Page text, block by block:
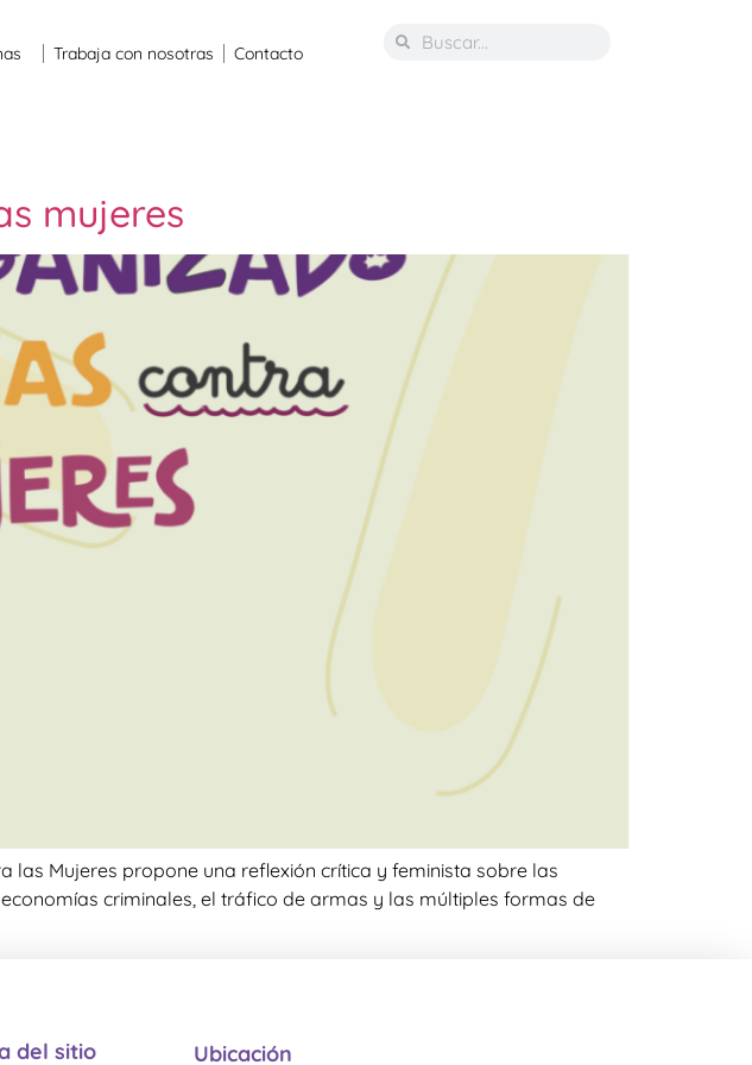
Trabaja con nosotras Contacto
mujeres
las Mujeres propone una reflexión crítica y feminista sobre las
criminales, el tráfico de armas y las múltiples formas de
del sitio Ubicación